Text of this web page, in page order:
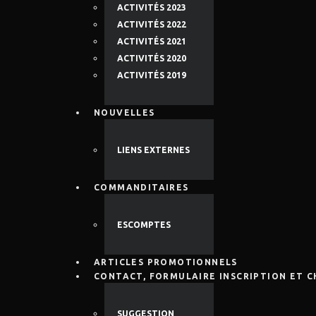
ACTIVITÉS 2023
ACTIVITÉS 2022
ACTIVITÉS 2021
ACTIVITÉS 2020
ACTIVITÉS 2019
NOUVELLES
LIENS EXTERNES
COMMANDITAIRES
ESCOMPTES
ARTICLES PROMOTIONNELS
CONTACT, FORMULAIRE INSCRIPTION ET
SUGGESTION